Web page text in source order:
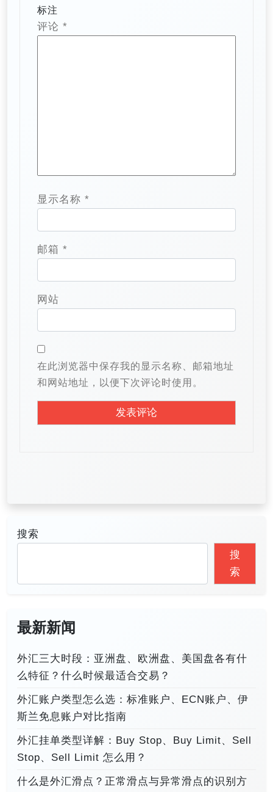
标注
评论 *
显示名称 *
邮箱 *
网站
在此浏览器中保存我的显示名称、邮箱地址
和网站地址，以便下次评论时使用。
搜索
搜
索
最新新闻
外汇三大时段：亚洲盘、欧洲盘、美国盘各有什
么特征？什么时候最适合交易？
外汇账户类型怎么选：标准账户、ECN账户、伊
斯兰免息账户对比指南
外汇挂单类型详解：Buy Stop、Buy Limit、Sell
Stop、Sell Limit 怎么用？
什么是外汇滑点？正常滑点与异常滑点的识别方